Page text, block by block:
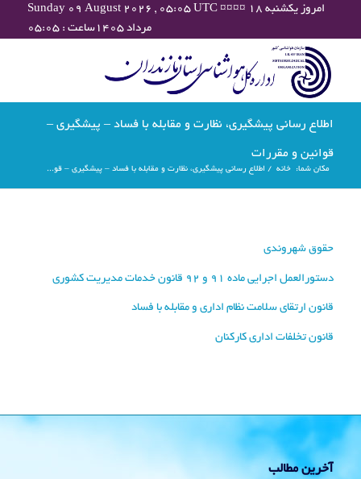
Sunday 09 August 2026 , 05:05 UTC ¤¤¤¤ امروز یکشنبه ۱۸
مرداد ۱۴۰۵ساعت : ۰۵:۰۵
اطلاع رسانی پیشگیری، نظارت و مقابله با فساد – پیشگیری –
قوانین و مقررات
مکان شما: خانه / اطلاع رسانی پیشگیری، نظارت و مقابله با فساد – پیشگیری – قو...
حقوق شهروندی
دستورالعمل اجرايي ماده 91 و 92 قانون خدمات مدیریت کشوری
قانون ارتقاي سلامت نظام اداري و مقابله با فساد
قانون تخلفات اداري كاركنان
آخرین مطالب